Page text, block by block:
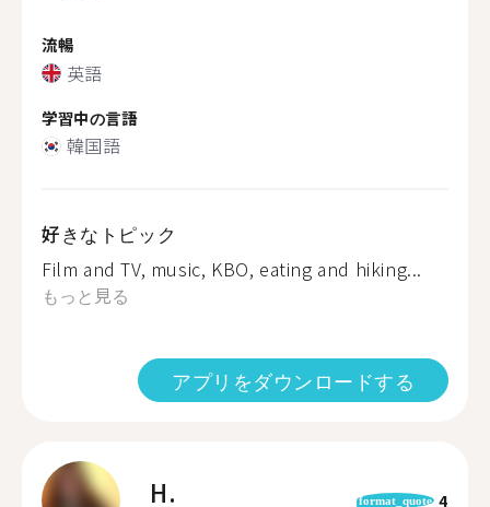
流暢
英語
学習中の言語
韓国語
好きなトピック
Film and TV, music, KBO, eating and hiking...
もっと見る
アプリをダウンロードする
H. format_quote 4